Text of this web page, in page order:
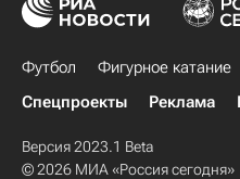
Футбол Фигурное катание
Спецпроекты
Реклама
Версия 2023.1 Beta
© 2026 МИА «Россия сегодня»